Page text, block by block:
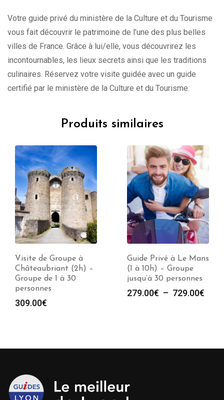
Votre guide privé du ministère de la Culture et du Tourisme
vous fait découvrir le patrimoine de l’une des plus belles
villes de France. Grâce à lui/elle, vous découvrirez les
incontournables, les lieux secrets ainsi que les traditions
culinaires. Réservez votre visite guidée avec un guide
certifié par le ministère de la Culture et du Tourisme.
Produits similaires
Visite de Groupe à
Châteaubriant (2h) –
Groupe de 1 à 30
personnes
309.00€
Guide Privé à Le Mans
(1 à 10h) – Groupe
jusqu’à 30 personnes
279.00€ – 729.00€